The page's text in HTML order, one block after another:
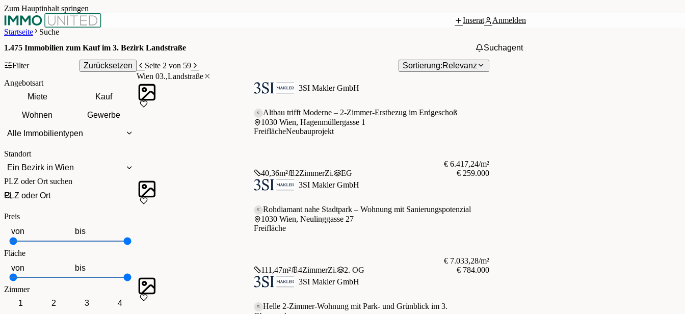
Zum Hauptinhalt springen
Inserat
Anmelden
Startseite
Suche
1.475 Immobilien zum Kauf im 3. Bezirk Landstraße Suchagent
Filter Zurücksetzen
Angebotsart
Miete
Kauf
Wohnen Gewerbe
Alle Immobilientypen
Standort
Ein Bezirk in Wien
PLZ oder Ort suchen
Preis
Fläche
Zimmer
1
2 3 4
Seite 2 von 59 Sortierung:Relevanz
Wien 03.,Landstraße
Altbau trifft Moderne – 2-Zimmer-Erstbezug im Erdgeschoß
1030 Wien, Hagenmüllergasse 1
FreiflächeNeubauprojekt
40,36m² 2ZimmerZi. EG
€ 6.417,24/m²
€ 259.000
3SI Makler GmbH
Rohdiamant nahe Stadtpark – Wohnung mit Sanierungspotenzial
1030 Wien, Neulinggasse 27
Freifläche
111,47m² 4ZimmerZi. 2. OG
€ 7.033,28/m²
€ 784.000
3SI Makler GmbH
Helle 2-Zimmer-Wohnung mit Park- und Grünblick im 3.
3SI Makler GmbH